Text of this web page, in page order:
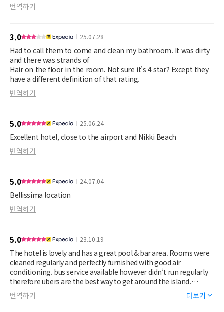
번역하기
3.0 25.07.28
Had to call them to come and clean my bathroom. It was dirty
and there was strands of
Hair on the floor in the room. Not sure it’s 4 star? Except they
have a different definition of that rating.
번역하기
5.0 25.06.24
Excellent hotel, close to the airport and Nikki Beach
번역하기
5.0 24.07.04
Bellissima location
번역하기
5.0 23.10.19
The hotel is lovely and has a great pool & bar area. Rooms were
cleaned regularly and perfectly furnished with good air
conditioning. bus service available however didn’t run regularly
therefore ubers are the best way to get around the island.
Breakfast was varied with the same spread daily and staff were
very welcoming.
번역하기 더보기